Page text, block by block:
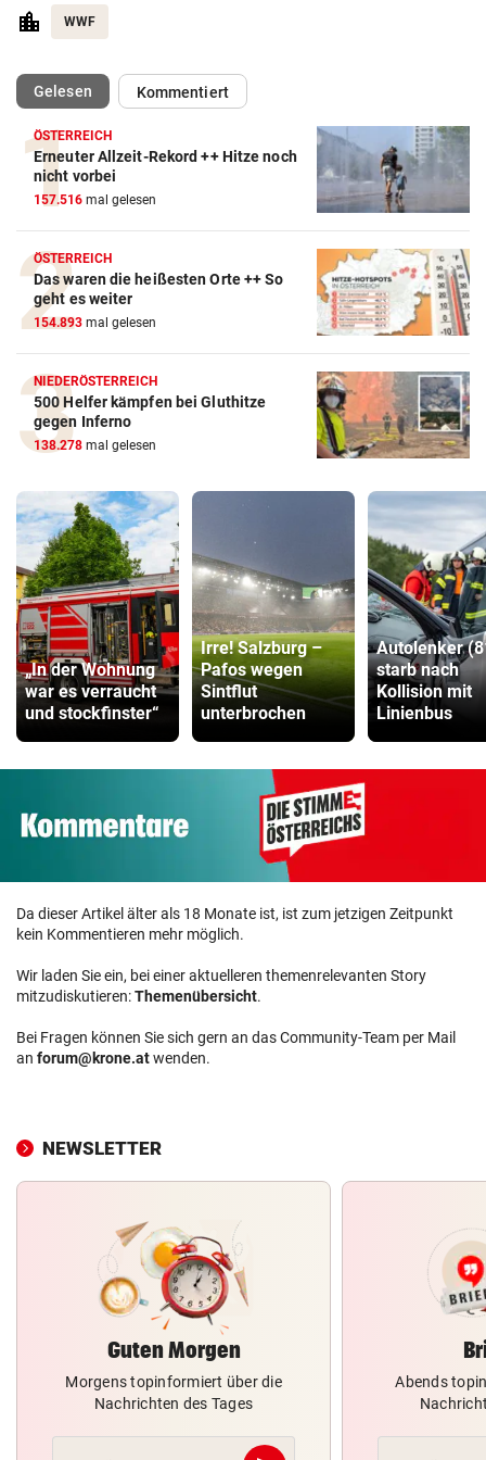
WWF
Gelesen(ausgewählt)Kommentiert
ÖSTERREICH
Erneuter Allzeit-Rekord ++ Hitze noch
nicht vorbei
157.516 mal gelesen
ÖSTERREICH
Das waren die heißesten Orte ++ So
geht es weiter
154.893 mal gelesen
NIEDERÖSTERREICH
500 Helfer kämpfen bei Gluthitze
gegen Inferno
138.278 mal gelesen
„In der Wohnung
war es verraucht
und stockfinster“
Irre! Salzburg –
Pafos wegen
Sintflut
unterbrochen
Autolenker
starb nach
Kollision mit
Linienbus
Da dieser Artikel älter als 18 Monate ist, ist zum jetzigen Zeitpunkt
kein Kommentieren mehr möglich.
Wir laden Sie ein, bei einer aktuelleren themenrelevanten Story
mitzudiskutieren:Themenübersicht.
Bei Fragen können Sie sich gern an das Community-Team per Mail
an forum@krone.atwenden.
NEWSLETTER
Guten Morgen
Morgens topinformiert über die
Nachrichten des Tages
Abends